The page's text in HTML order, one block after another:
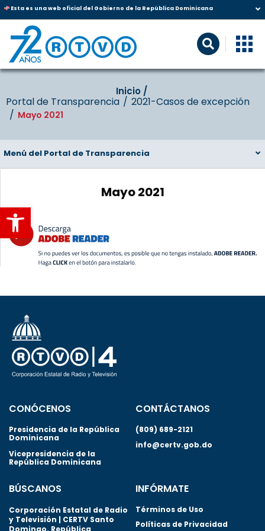
Abrir barra de herramientas
Esta es una web oficial del Gobierno de la República Dominicana
Inicio‎‎ /‎ ‎
Portal de Transparencia 2021-Casos de excepción
Mayo 2021
Menú del Portal de Transparencia
Mayo 2021
CONÓCENOS
Presidencia de la República
Dominicana
Vicepresidencia de la
República Dominicana
CONTÁCTANOS
(809) 689-2121
info@certv.gob.do
BÚSCANOS
Corporación Estatal de Radio
y Televisión | CERTV Santo
Domingo. República
INFÓRMATE
Términos de Uso
Políticas de Privacidad